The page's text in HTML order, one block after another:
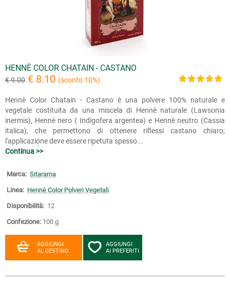
HENNÈ COLOR CHATAIN - CASTANO
€ 9.00 € 8.10 (sconto 10%)
Hennè Color Chatain - Castano è una polvere 100% naturale e
vegetale costituita da una miscela di Hennè naturale (Lawsonia
inermis), Hennè nero ( Indigofera argentea) e Hennè neutro (Cassia
italica), che permettono di ottenere riflessi castano chiaro;
l'applicazione deve essere ripetuta spesso...
Continua >>
Marca: Sitarama
Linea: Hennè Color Polveri Vegetali
Disponibilità: 12
Confezione: 100 g
AGGIUNGI
AL CESTINO
AGGIUNGI
AI PREFERITI